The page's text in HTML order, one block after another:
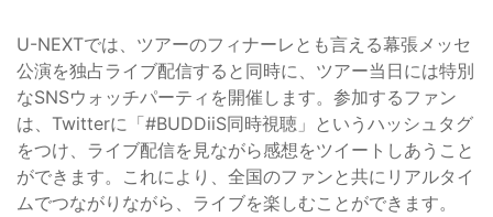
U-NEXTでは、ツアーのフィナーレとも言える幕張メッセ
公演を独占ライブ配信すると同時に、ツアー当日には特別
なSNSウォッチパーティを開催します。参加するファン
は、Twitterに「#BUDDiiS同時視聴」というハッシュタグ
をつけ、ライブ配信を見ながら感想をツイートしあうこと
ができます。これにより、全国のファンと共にリアルタイ
ムでつながりながら、ライブを楽しむことができます。